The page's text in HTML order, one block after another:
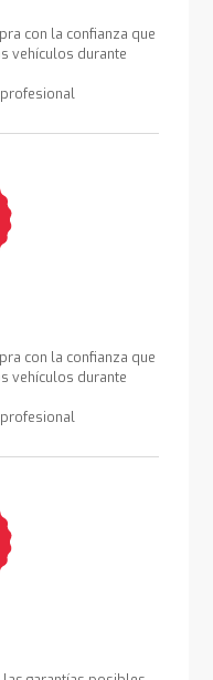
con la confianza que
vehículos durante
con la confianza que
vehículos durante